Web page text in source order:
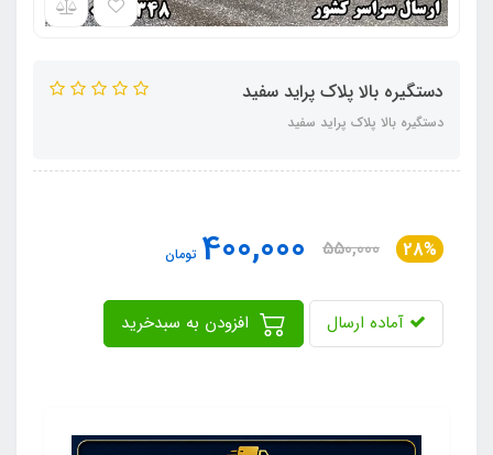
دستگیره بالا پلاک پراید سفید
دستگیره بالا پلاک پراید سفید
28%
550,000
400,000 تومان
آماده ارسال